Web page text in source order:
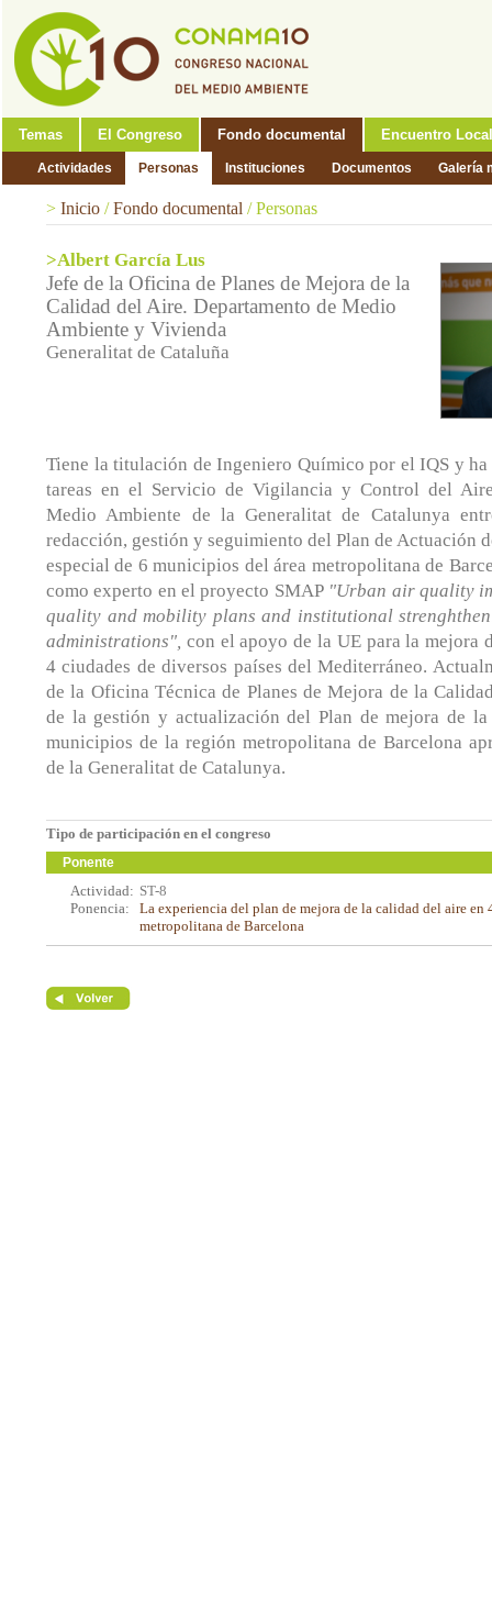
Temas El Congreso Fondo documental Encuentro Local
Actividades Personas Instituciones Documentos Galería
> Inicio /Fondo documental / Personas
>Albert García Lus
Jefe de la Oficina de Planes de Mejora de la
Calidad del Aire. Departamento de Medio
Ambiente y Vivienda
Generalitat de Cataluña
Tiene la titulación de Ingeniero Químico por el IQS y
tareas en el Servicio de Vigilancia y Control del
Medio Ambiente de la Generalitat de Catalunya
redacción, gestión y seguimiento del Plan de Actuación
especial de 6 municipios del área metropolitana de
como experto en el proyecto SMAP"Urban air quality
quality and mobility plans and institutional
administrations", con el apoyo de la UE para la mejora
4 ciudades de diversos países del Mediterráneo.
de la Oficina Técnica de Planes de Mejora de la
de la gestión y actualización del Plan de mejora de
municipios de la región metropolitana de Barcelona
de la Generalitat de Catalunya.
Tipo de participación en el congreso
Ponente
Actividad: ST-8
Ponencia:
La experiencia del plan de mejora de la calidad del aire
metropolitana de Barcelona